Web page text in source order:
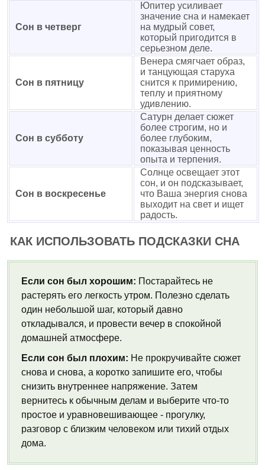
Сон в четверг
Юпитер усиливает
значение сна и намекает
на мудрый совет,
который пригодится в
серьезном деле.
Сон в пятницу
Венера смягчает образ,
и танцующая старуха
снится к примирению,
теплу и приятному
удивлению.
Сон в субботу
Сатурн делает сюжет
более строгим, но и
более глубоким,
показывая ценность
опыта и терпения.
Сон в воскресенье
Солнце освещает этот
сон, и он подсказывает,
что Ваша энергия снова
выходит на свет и ищет
радость.
КАК ИСПОЛЬЗОВАТЬ ПОДСКАЗКИ СНА
Если сон был хорошим: Постарайтесь не
растерять его легкость утром. Полезно сделать
один небольшой шаг, который давно
откладывался, и провести вечер в спокойной
домашней атмосфере.
Если сон был плохим: Не прокручивайте сюжет
снова и снова, а коротко запишите его, чтобы
снизить внутреннее напряжение. Затем
вернитесь к обычным делам и выберите что-то
простое и уравновешивающее - прогулку,
разговор с близким человеком или тихий отдых
дома.